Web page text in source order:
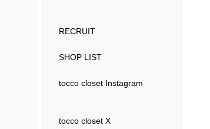
RECRUIT
SHOP LIST
tocco closet Instagram
tocco closet X